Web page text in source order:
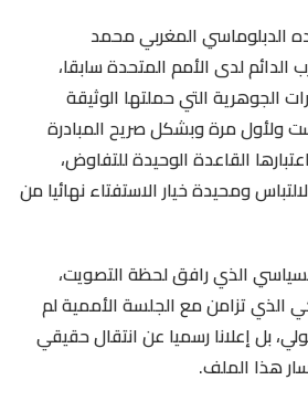
الدبلوماسي المغربي محمد
لدى الأمم المتحدة سابقا،
الجوهرية التي حملتها الوثيقة
ولأول مرة وبشكل صريح المبادرة
القاعدة الوحيدة للتفاوض،
ومحيدة خيار الاستفتاء نهائيا من
الذي رافق لحظة التصويت،
الذي تزامن مع الجلسة الأممية لم
بل إعلانا رسميا عن انتقال حقيقي
هذا الملف.